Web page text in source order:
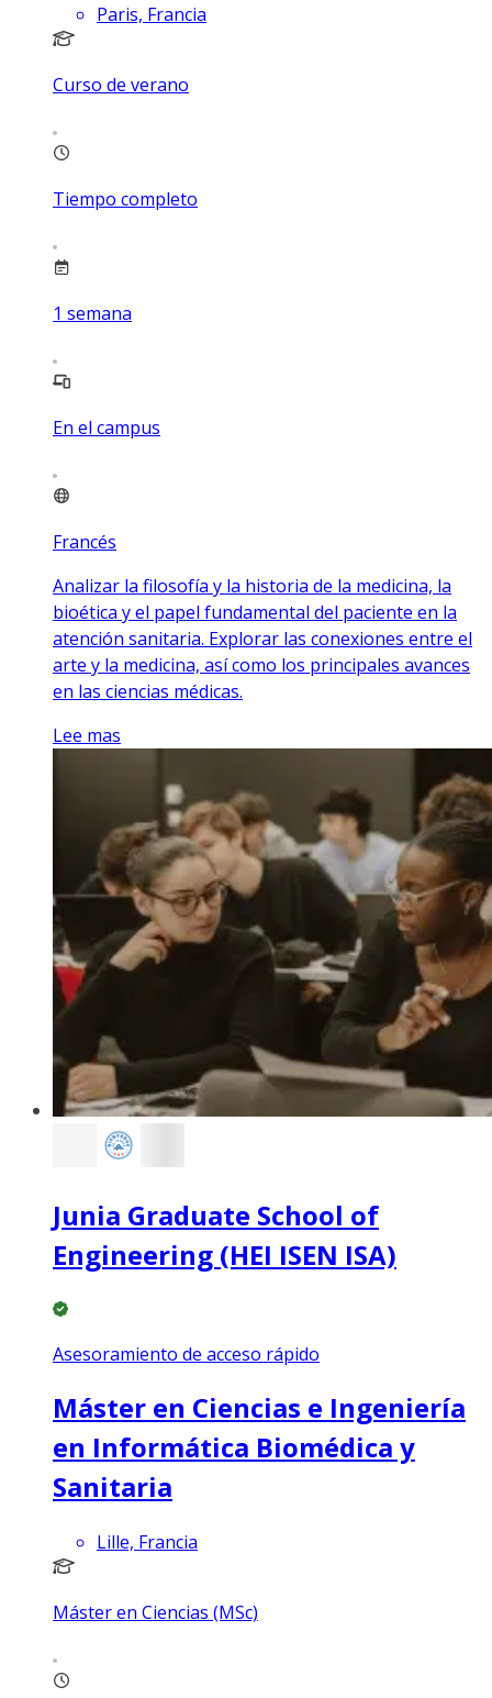
Paris, Francia
Curso de verano
Tiempo completo
1 semana
En el campus
Francés
Analizar la filosofía y la historia de la medicina, la
bioética y el papel fundamental del paciente en la
atención sanitaria. Explorar las conexiones entre el
arte y la medicina, así como los principales avances
en las ciencias médicas.
Lee mas
Junia Graduate School of
Engineering (HEI ISEN ISA)
Asesoramiento de acceso rápido
Máster en Ciencias e Ingeniería
en Informática Biomédica y
Sanitaria
Lille, Francia
Máster en Ciencias (MSc)